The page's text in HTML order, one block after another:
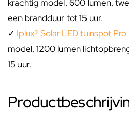
krachtig model, 600 lumen,
een brandduur tot 15 uur.
✓ Iplux® Solar LED tuinspot Pro
model, 1200 lumen
15 uur.